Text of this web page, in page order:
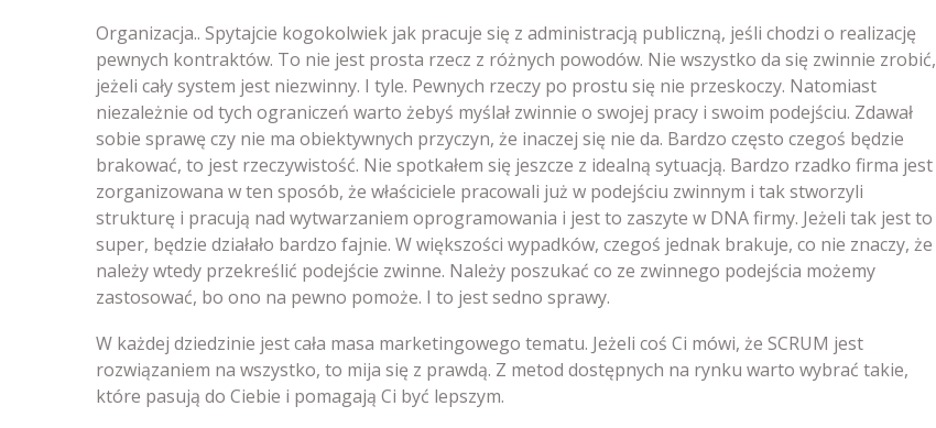
Organizacja.. Spytajcie kogokolwiek jak pracuje się z administracją publiczną, jeśli chodzi o realizację
pewnych kontraktów. To nie jest prosta rzecz z różnych powodów. Nie wszystko da się zwinnie zrobić,
jeżeli cały system jest niezwinny. I tyle. Pewnych rzeczy po prostu się nie przeskoczy. Natomiast
niezależnie od tych ograniczeń warto żebyś myślał zwinnie o swojej pracy i swoim podejściu. Zdawał
sobie sprawę czy nie ma obiektywnych przyczyn, że inaczej się nie da. Bardzo często czegoś będzie
brakować, to jest rzeczywistość. Nie spotkałem się jeszcze z idealną sytuacją. Bardzo rzadko firma jest
zorganizowana w ten sposób, że właściciele pracowali już w podejściu zwinnym i tak stworzyli
strukturę i pracują nad wytwarzaniem oprogramowania i jest to zaszyte w DNA firmy. Jeżeli tak jest to
super, będzie działało bardzo fajnie. W większości wypadków, czegoś jednak brakuje, co nie znaczy, że
należy wtedy przekreślić podejście zwinne. Należy poszukać co ze zwinnego podejścia możemy
zastosować, bo ono na pewno pomoże. I to jest sedno sprawy.
W każdej dziedzinie jest cała masa marketingowego tematu. Jeżeli coś Ci mówi, że SCRUM jest
rozwiązaniem na wszystko, to mija się z prawdą. Z metod dostępnych na rynku warto wybrać takie,
które pasują do Ciebie i pomagają Ci być lepszym.